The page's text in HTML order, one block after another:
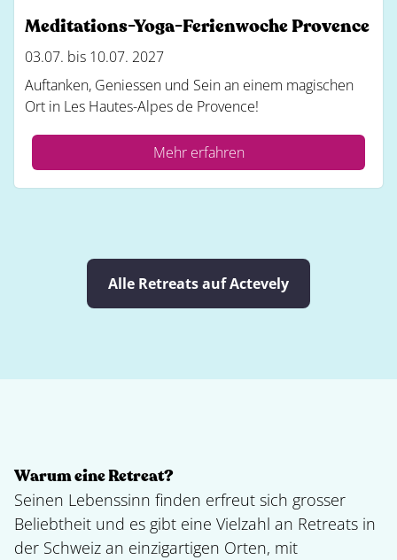
Meditations-Yoga-Ferienwoche Provence
03.07. bis 10.07. 2027
Auftanken, Geniessen und Sein an einem magischen
Ort in Les Hautes-Alpes de Provence!
Mehr erfahren
Alle Retreats auf Actevely
Warum eine Retreat?
Seinen Lebenssinn finden erfreut sich grosser
Beliebtheit und es gibt eine Vielzahl an Retreats in
der Schweiz an einzigartigen Orten, mit